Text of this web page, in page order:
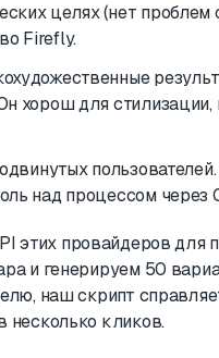
целях (нет
Firefly.
хорош для
над процессом через
этих провайдеров для
и генерируем 50
наш скрипт
несколько кликов.